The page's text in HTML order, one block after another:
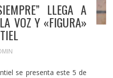
LLEGA A
VOZ Y «FIGURA»
se presenta este 5 de